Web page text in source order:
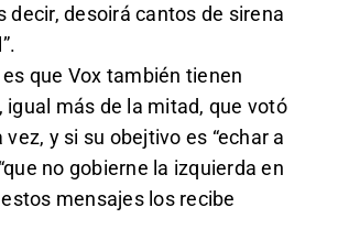
decir, desoirá cantos de sirena
que Vox también tienen
igual más de la mitad, que votó
vez, y si su obejtivo es “echar a
no gobierne la izquierda en
mensajes los recibe